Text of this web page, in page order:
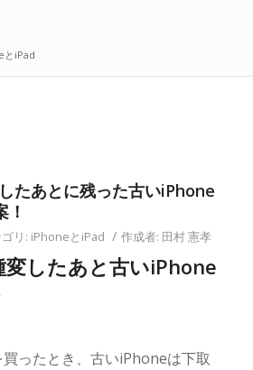
とiPad
たあとに残った古いiPhone
リ: iPhoneとiPad / 作成者: 田村 憲孝
したあと古いiPhone
ったとき、古いiPhoneは下取